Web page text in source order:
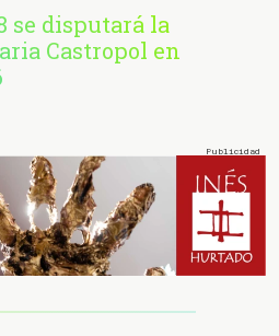
se disputará la
Castropol en